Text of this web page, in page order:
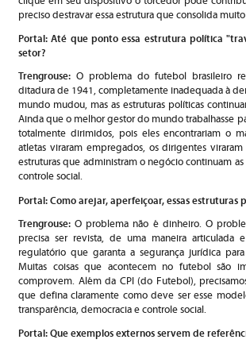
preciso destravar essa estrutura que consolida
Portal: Até que ponto essa estrutura política
setor?
Trengrouse: O problema do futebol brasileiro
ditadura de 1941, completamente inadequada à
mundo mudou, mas as estruturas políticas
Ainda que o melhor gestor do mundo trabalhasse
totalmente dirimidos, pois eles encontrariam o
atletas viraram empregados, os dirigentes
estruturas que administram o negócio continuam
controle social.
Portal: Como arejar, aperfeiçoar, essas
Trengrouse:O problema não é dinheiro. O
precisa ser revista, de uma maneira
regulatório que garanta a segurança jurídica
Muitas coisas que acontecem no futebol são
comprovem. Além da CPI (do Futebol),
que defina claramente como deve ser esse
transparência, democracia e controle social.
Portal: Que exemplos externos servem de